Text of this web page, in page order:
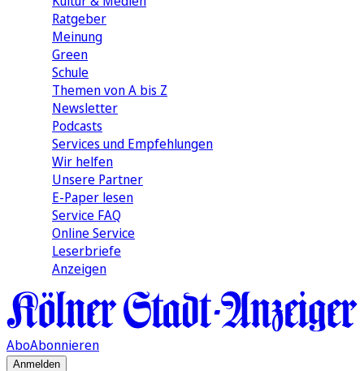
Ratgeber
Meinung
Green
Schule
Themen von A bis Z
Newsletter
Podcasts
Services und Empfehlungen
Wir helfen
Unsere Partner
E-Paper lesen
Service FAQ
Online Service
Leserbriefe
Anzeigen
AboAbonnieren
Anmelden